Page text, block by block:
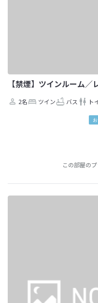
【禁煙】ツインルーム／
2名 ツイン バス ト
この部屋の